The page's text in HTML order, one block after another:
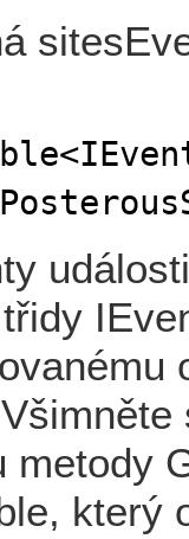
<
metody
který